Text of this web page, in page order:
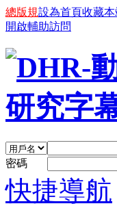
總版規設為首頁收藏本
開啟輔助訪問
密碼
快捷導航